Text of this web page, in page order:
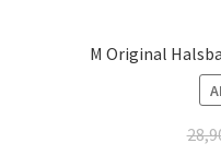
M Original